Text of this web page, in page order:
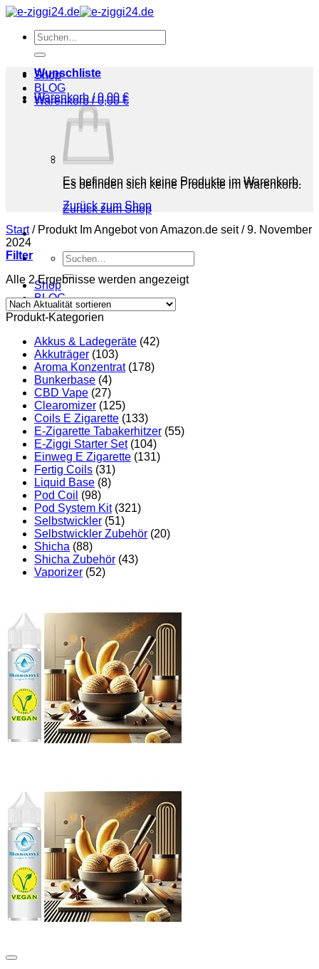
Zum
springenSuchen
nach:
Shop
BLOG
Warenkorb /0,00€
Es befinden sich keine Produkte im Warenkorb.
Zurück zum Shop
Suchen
nach:
Shop
BLOG
Wunschliste
Warenkorb /0,00 €
Es befinden sich keine Produkte im Warenkorb.
Zurück zum Shop
Start /Produkt Im Angebot von Amazon.de seit/9. November
2024
Filter
Alle 2 Ergebnisse werden angezeigtNach
Produkt-Kategorien
Akkus & Ladegeräte (42)
Akkuträger (103)
Aroma Konzentrat (178)
Bunkerbase (4)
CBD Vape (27)
Clearomizer (125)
Coils E Zigarette (133)
E-Zigarette Tabakerhitzer (55)
E-Ziggi Starter Set (104)
Einweg E Zigarette (131)
Fertig Coils (31)
Liquid Base (8)
Pod Coil (98)
Pod System Kit (321)
Selbstwickler (51)
Selbstwickler Zubehör (20)
Shicha (88)
Shicha Zubehör (43)
Vaporizer (52)